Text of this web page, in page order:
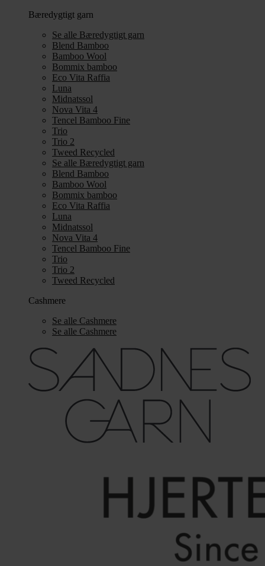
Bæredygtigt garn
Se alle Bæredygtigt garn
Blend Bamboo
Bamboo Wool
Bommix bamboo
Eco Vita Raffia
Luna
Midnatssol
Nova Vita 4
Tencel Bamboo Fine
Trio
Trio 2
Tweed Recycled
Se alle Bæredygtigt garn
Blend Bamboo
Bamboo Wool
Bommix bamboo
Eco Vita Raffia
Luna
Midnatssol
Nova Vita 4
Tencel Bamboo Fine
Trio
Trio 2
Tweed Recycled
Cashmere
Se alle Cashmere
Se alle Cashmere